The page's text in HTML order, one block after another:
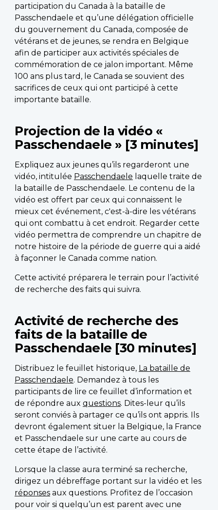
participation du Canada à la bataille de
Passchendaele et qu’une délégation officielle
du gouvernement du Canada, composée de
vétérans et de jeunes, se rendra en Belgique
afin de participer aux activités spéciales de
commémoration de ce jalon important. Même
100 ans plus tard, le Canada se souvient des
sacrifices de ceux qui ont participé à cette
importante bataille.
Projection de la vidéo «
Passchendaele » [3 minutes]
Expliquez aux jeunes qu’ils regarderont une
vidéo, intitulée Passchendaele laquelle traite de
la bataille de Passchendaele. Le contenu de la
vidéo est offert par ceux qui connaissent le
mieux cet événement, c'est-à-dire les vétérans
qui ont combattu à cet endroit. Regarder cette
vidéo permettra de comprendre un chapitre de
notre histoire de la période de guerre qui a aidé
à façonner le Canada comme nation.
Cette activité préparera le terrain pour l’activité
de recherche des faits qui suivra.
Activité de recherche des
faits de la bataille de
Passchendaele [30 minutes]
Distribuez le feuillet historique, La bataille de
Passchendaele. Demandez à tous les
participants de lire ce feuillet d’information et
de répondre aux questions. Dites-leur qu’ils
seront conviés à partager ce qu’ils ont appris. Ils
devront également situer la Belgique, la France
et Passchendaele sur une carte au cours de
cette étape de l’activité.
Lorsque la classe aura terminé sa recherche,
dirigez un débreffage portant sur la vidéo et les
réponses aux questions. Profitez de l’occasion
pour voir si quelqu’un est parent avec une